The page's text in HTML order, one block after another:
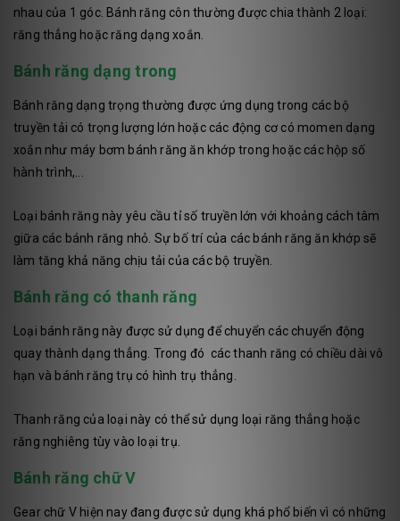
nhau của 1 góc. Bánh răng côn thường được chia thành 2 loại:
răng thẳng hoặc răng dạng xoắn.
Bánh răng dạng trong
Bánh răng dạng trọng thường được ứng dụng trong các bộ
truyền tải có trọng lượng lớn hoặc các động cơ có momen dạng
xoắn như máy bơm bánh răng ăn khớp trong hoặc các hộp số
hành trình,...
Loại bánh răng này yêu cầu tỉ số truyền lớn với khoảng cách tâm
giữa các bánh răng nhỏ. Sự bố trí của các bánh răng ăn khớp sẽ
làm tăng khả năng chịu tải của các bộ truyền.
Bánh răng có thanh răng
Loại bánh răng này được sử dụng để chuyển các chuyển động
quay thành dạng thẳng. Trong đó các thanh răng có chiều dài vô
hạn và bánh răng trụ có hình trụ thẳng.
Thanh răng của loại này có thể sử dụng loại răng thẳng hoặc
răng nghiêng tùy vào loại trụ.
Bánh răng chữ V
Gear chữ V hiện nay đang được sử dụng khá phổ biến vì có những